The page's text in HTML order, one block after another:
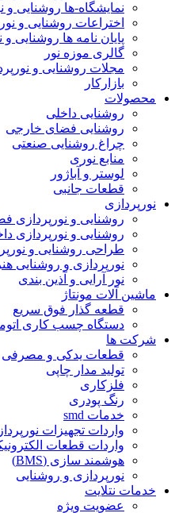
نمایشگاه-ها روشنایی و
اختراعات روشنایی و
پایان نامه ها روشنایی و
گالری موزه نور
مجلات روشنایی و
بازارکار
محصولات
روشنایی داخلی
روشنایی فضای خارجی
چراغ روشنایی صنعتی
منابع نوری
لوستر و آباژور
قطعات جانبی
نورپردازی
روشنایی و نورپردازی
روشنایی و نورپردازی
طراحی روشنایی و
نورپردازی و روشنایی
نور آرایی و آذین بندی
ماشین آلات مونتاژ
قطعه گذار فوق سریع
دستگاه چسب کاری
شرکت ها
قطعات یدکی و مصرفی
تولید مدار چاپی
فلزکاری
رنگ پودری
خدمات smd
واردات تجهیزات
واردات قطعات
هوشمند سازی (BMS)
نورپردازی و روشنایی
خدمات نتلایت
عضویت ویژه